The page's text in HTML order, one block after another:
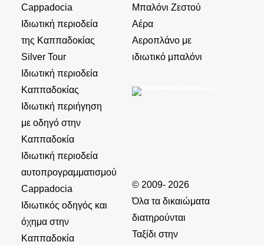
Cappadocia
Ιδιωτική περιοδεία
της Καππαδοκίας
Silver Tour
Ιδιωτική περιοδεία
Καππαδοκίας
Ιδιωτική περιήγηση
με οδηγό στην
Καππαδοκία
Ιδιωτική περιοδεία
αυτοπρογραμματισμού
Cappadocia
Ιδιωτικός οδηγός και
όχημα στην
Καππαδοκία
Μπαλόνι Ζεστού
Αέρα
Αεροπλάνο με
ιδιωτικό μπαλόνι
© 2009- 2026
Όλα τα δικαιώματα
διατηρούνται
Ταξίδι στην